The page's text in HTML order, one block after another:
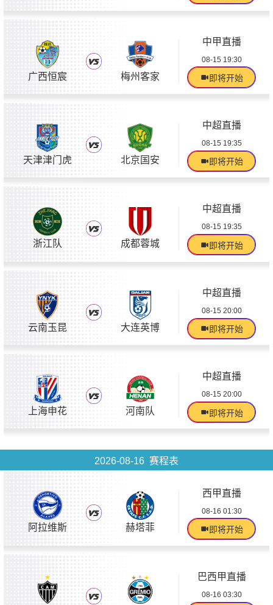
广西恒宸 梅州客家
中甲直播
08-15 19:30
即将开始
天津津门虎 北京国安
中超直播
08-15 19:35
即将开始
浙江队 成都蓉城
中超直播
08-15 19:35
即将开始
云南玉昆 大连英博
中超直播
08-15 20:00
即将开始
上海申花 河南队
中超直播
08-15 20:00
即将开始
2026-08-16 赛程表
阿拉维斯 赫塔菲
西甲直播
08-16 01:30
即将开始
巴西甲直播
08-16 03:30